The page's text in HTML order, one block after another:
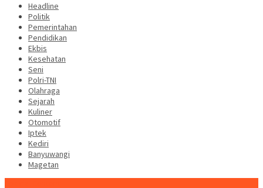
Headline
Politik
Pemerintahan
Pendidikan
Ekbis
Kesehatan
Seni
Polri-TNI
Olahraga
Sejarah
Kuliner
Otomotif
Iptek
Kediri
Banyuwangi
Magetan